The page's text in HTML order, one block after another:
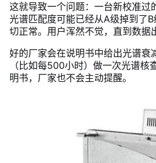
这就导致一个问题：一台新校准过
光谱匹配度可能已经从A级掉到了
切正常。用户浑然不觉，直到数据
好的厂家会在说明书中给出光谱衰
（比如每500小时）做一次光谱核
明书，厂家也不会主动提醒。